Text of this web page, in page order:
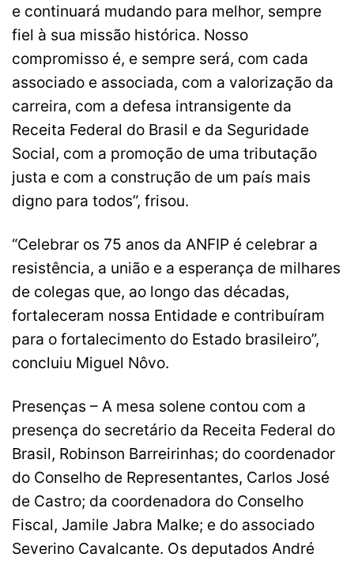
e continuará mudando para melhor, sempre
fiel à sua missão histórica. Nosso
compromisso é, e sempre será, com cada
associado e associada, com a valorização da
carreira, com a defesa intransigente da
Receita Federal do Brasil e da Seguridade
Social, com a promoção de uma tributação
justa e com a construção de um país mais
digno para todos”, frisou.
“Celebrar os 75 anos da ANFIP é celebrar a
resistência, a união e a esperança de milhares
de colegas que, ao longo das décadas,
fortaleceram nossa Entidade e contribuíram
para o fortalecimento do Estado brasileiro”,
concluiu Miguel Nôvo.
Presenças – A mesa solene contou com a
presença do secretário da Receita Federal do
Brasil, Robinson Barreirinhas; do coordenador
do Conselho de Representantes, Carlos José
de Castro; da coordenadora do Conselho
Fiscal, Jamile Jabra Malke; e do associado
Severino Cavalcante. Os deputados André